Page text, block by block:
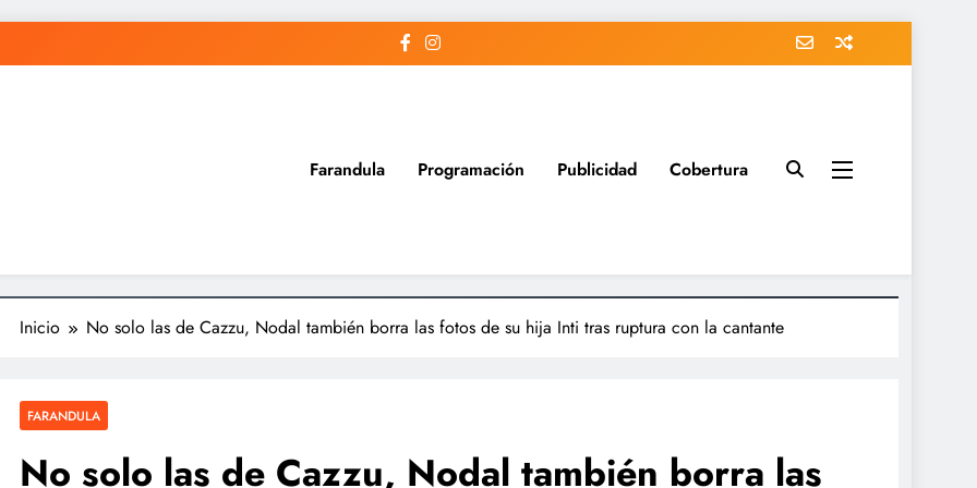
Farandula Programación Publicidad Cobertura
Inicio No solo las de Cazzu, Nodal también borra las fotos de su hija Inti tras ruptura con la cantante
FARANDULA
No solo las de Cazzu, Nodal también borra las